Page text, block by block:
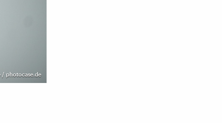
/ photocase.de